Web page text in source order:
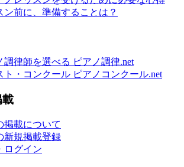
ン前に、準備することは？
調律師を選べる ピアノ調律.net
ト・コンクール ピアノコンクール.net
載
掲載について
新規掲載登録
ログイン